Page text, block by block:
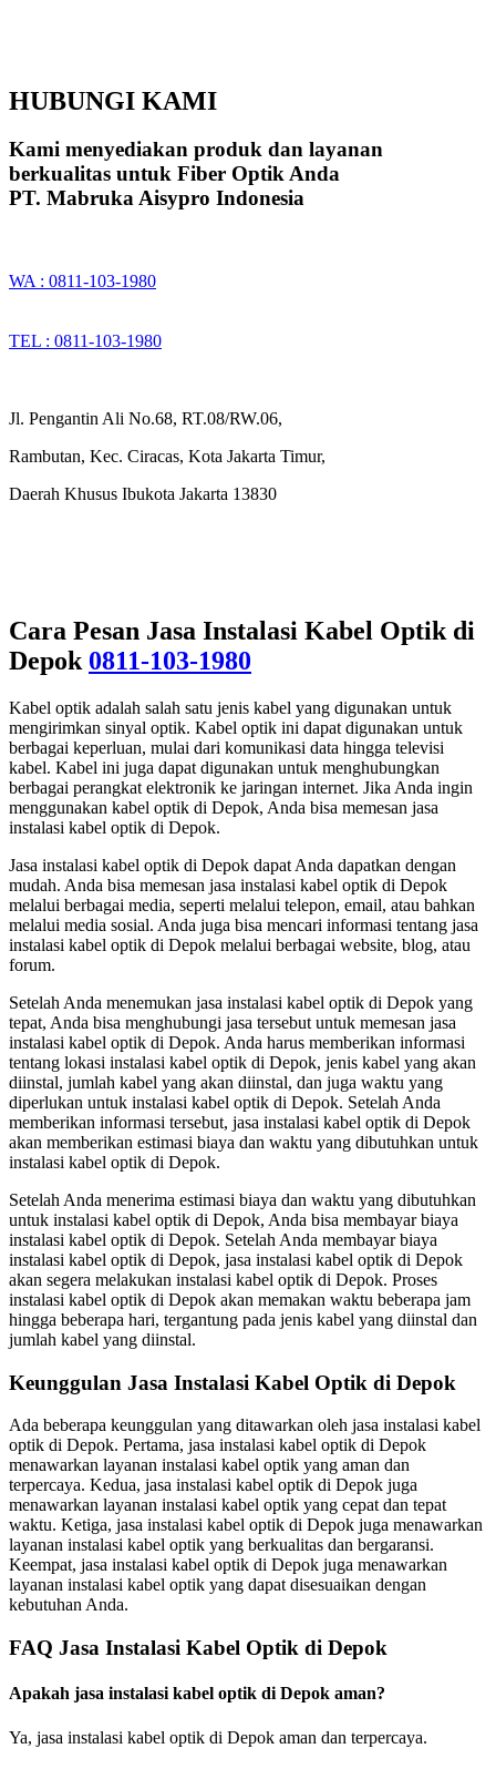
HUBUNGI KAMI
Kami menyediakan produk dan layanan
berkualitas untuk Fiber Optik Anda
PT. Mabruka Aisypro Indonesia
WA : 0811-103-1980
TEL : 0811-103-1980
Jl. Pengantin Ali No.68, RT.08/RW.06,
Rambutan, Kec. Ciracas, Kota Jakarta Timur,
Daerah Khusus Ibukota Jakarta 13830
Cara Pesan Jasa Instalasi Kabel Optik di
Depok 0811-103-1980
Kabel optik adalah salah satu jenis kabel yang digunakan untuk
mengirimkan sinyal optik. Kabel optik ini dapat digunakan untuk
berbagai keperluan, mulai dari komunikasi data hingga televisi
kabel. Kabel ini juga dapat digunakan untuk menghubungkan
berbagai perangkat elektronik ke jaringan internet. Jika Anda ingin
menggunakan kabel optik di Depok, Anda bisa memesan jasa
instalasi kabel optik di Depok.
Jasa instalasi kabel optik di Depok dapat Anda dapatkan dengan
mudah. Anda bisa memesan jasa instalasi kabel optik di Depok
melalui berbagai media, seperti melalui telepon, email, atau bahkan
melalui media sosial. Anda juga bisa mencari informasi tentang jasa
instalasi kabel optik di Depok melalui berbagai website, blog, atau
forum.
Setelah Anda menemukan jasa instalasi kabel optik di Depok yang
tepat, Anda bisa menghubungi jasa tersebut untuk memesan jasa
instalasi kabel optik di Depok. Anda harus memberikan informasi
tentang lokasi instalasi kabel optik di Depok, jenis kabel yang akan
diinstal, jumlah kabel yang akan diinstal, dan juga waktu yang
diperlukan untuk instalasi kabel optik di Depok. Setelah Anda
memberikan informasi tersebut, jasa instalasi kabel optik di Depok
akan memberikan estimasi biaya dan waktu yang dibutuhkan untuk
instalasi kabel optik di Depok.
Setelah Anda menerima estimasi biaya dan waktu yang dibutuhkan
untuk instalasi kabel optik di Depok, Anda bisa membayar biaya
instalasi kabel optik di Depok. Setelah Anda membayar biaya
instalasi kabel optik di Depok, jasa instalasi kabel optik di Depok
akan segera melakukan instalasi kabel optik di Depok. Proses
instalasi kabel optik di Depok akan memakan waktu beberapa jam
hingga beberapa hari, tergantung pada jenis kabel yang diinstal dan
jumlah kabel yang diinstal.
Keunggulan Jasa Instalasi Kabel Optik di Depok
Ada beberapa keunggulan yang ditawarkan oleh jasa instalasi kabel
optik di Depok. Pertama, jasa instalasi kabel optik di Depok
menawarkan layanan instalasi kabel optik yang aman dan
terpercaya. Kedua, jasa instalasi kabel optik di Depok juga
menawarkan layanan instalasi kabel optik yang cepat dan tepat
waktu. Ketiga, jasa instalasi kabel optik di Depok juga menawarkan
layanan instalasi kabel optik yang berkualitas dan bergaransi.
Keempat, jasa instalasi kabel optik di Depok juga menawarkan
layanan instalasi kabel optik yang dapat disesuaikan dengan
kebutuhan Anda.
FAQ Jasa Instalasi Kabel Optik di Depok
Apakah jasa instalasi kabel optik di Depok aman?
Ya, jasa instalasi kabel optik di Depok aman dan terpercaya.